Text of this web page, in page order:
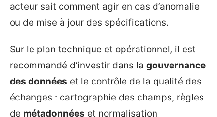
acteur sait comment agir en cas d’anomalie
ou de mise à jour des spécifications.
Sur le plan technique et opérationnel, il est
recommandé d’investir dans la gouvernance
des données et le contrôle de la qualité des
échanges : cartographie des champs, règles
de métadonnées et normalisation